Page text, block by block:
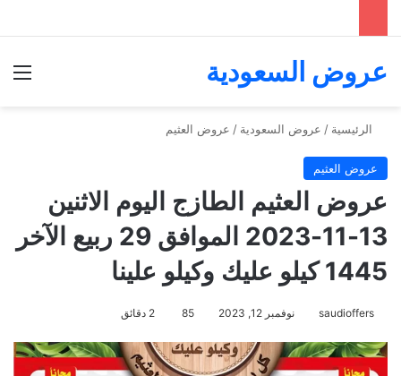
عروض السعودية
الرئيسية / عروض السعودية / عروض العثيم
عروض العثيم
عروض العثيم الطازج اليوم الاثنين
13-11-2023 الموافق 29 ربيع الآخر
1445 كيلو عليك وكيلو علينا
saudioffers نوفمبر 12, 2023 85